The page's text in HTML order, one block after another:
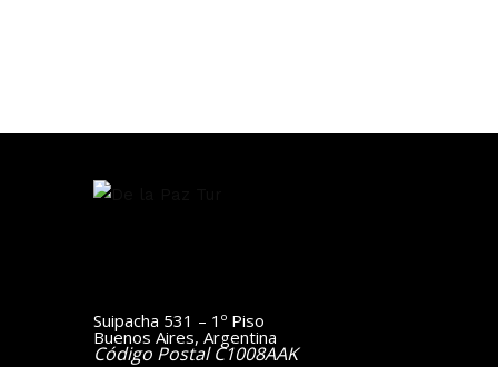
Suipacha 531 – 1º Piso
Buenos Aires, Argentina
Código Postal C1008AAK